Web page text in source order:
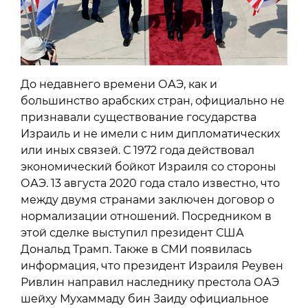
До недавнего времени ОАЭ, как и
большинство арабских стран, официально не
признавали существование государства
Израиль и не имели с ним дипломатических
или иных связей. С 1972 года действовал
экономический бойкот Израиля со стороны
ОАЭ. 13 августа 2020 года стало известно, что
между двумя странами заключен договор о
нормализации отношений. Посредником в
этой сделке выступил президент США
Дональд Трамп. Также в СМИ появилась
информация, что президент Израиля Реувен
Ривлин направил наследнику престола ОАЭ
шейху Мухаммаду бин Заиду официальное